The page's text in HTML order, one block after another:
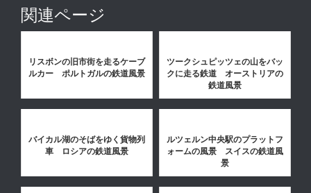
関連ページ
リスボンの旧市街を走るケーブ
ルカー ポルトガルの鉄道風景
ツークシュピッツェの山をバッ
クに走る鉄道 オーストリアの
鉄道風景
バイカル湖のそばをゆく貨物列
車 ロシアの鉄道風景
ルツェルン中央駅のプラットフ
ォームの風景 スイスの鉄道風
景